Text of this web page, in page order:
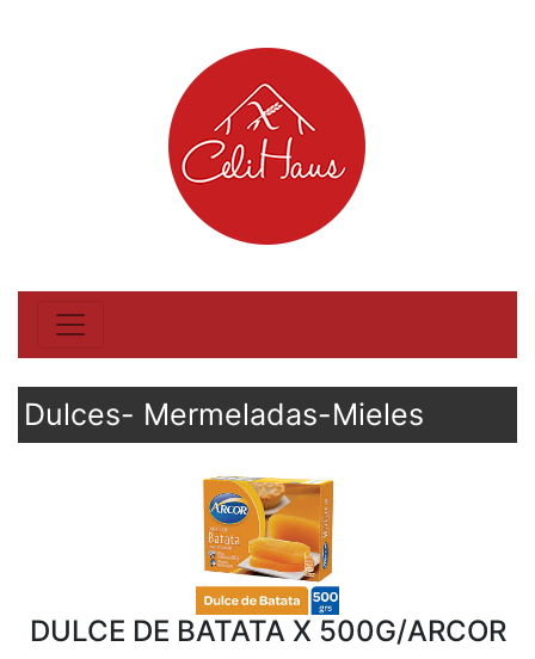
Dulces- Mermeladas-Mieles
DULCE DE BATATA X 500G/ARCOR